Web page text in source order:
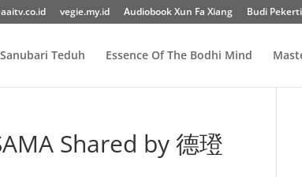
vegie.my.id Audiobook Xun Fa Xiang Budi
Sanubari Teduh Essence Of The Bodhi Mind
Shared by 德璒